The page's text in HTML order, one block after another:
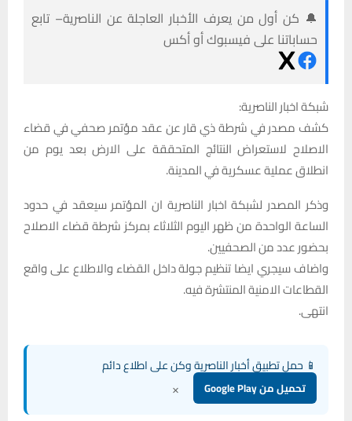
🔔 كن أول من يعرف الأخبار العاجلة عن الناصرية– تابع
حساباتنا على فيسبوك أو أكس
شبكة اخبار الناصرية:
كشف مصدر في شرطة ذي قار عن عقد مؤتمر صحفي في قضاء
الاصلاح لاستعراض النتائج المتحققة على الارض بعد يوم من
انطلاق عملية عسكرية في المدينة.
وذكر المصدر لشبكة اخبار الناصرية ان المؤتمر سيعقد في حدود
الساعة الواحدة من ظهر اليوم الثلاثاء بمركز شرطة قضاء الاصلاح
بحضور عدد من الصحفيين.
واضاف سيجري ايضا تنظيم جولة داخل القضاء والاطلاع على واقع
القطاعات الامنية المنتشرة فيه.
انتهى.
📱 حمل تطبيق أخبار الناصرية وكن على اطلاع دائم
تحميل من Google Play ×